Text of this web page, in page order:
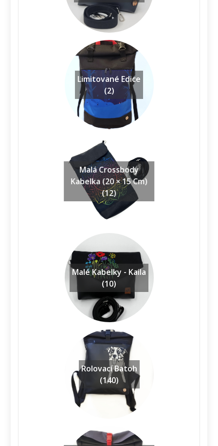
Limitované Edice
(2)
Malá Crossbody
Kabelka (20 × 15 Cm)
(12)
Malé Kabelky - Kaila
(10)
Rolovací Batoh
(140)